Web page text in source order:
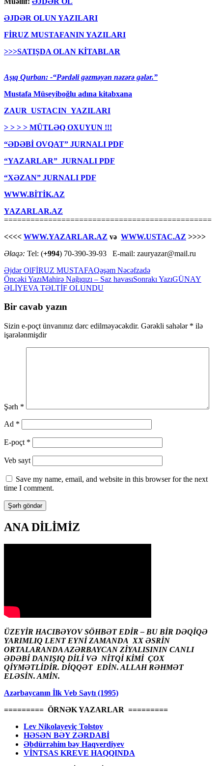
ƏJDƏR OLUN YAZILARI
FİRUZ MUSTAFANIN YAZILARI
>>>SATIŞDA OLAN KİTABLAR
Aşıq Qurban: -“Pərdəli gəzməyən nəzərə gələr.”
Mustafa Müseyiboğlu adına kitabxana
ZAUR USTACIN YAZILARI
> > > > MÜTLƏQ OXUYUN !!!
“ƏDƏBİ OVQAT” JURNALI PDF
“YAZARLAR” JURNALI PDF
“XƏZAN” JURNALI PDF
WWW.BİTİK.AZ
YAZARLAR.AZ
===============================================
<<<< WWW.YAZARLAR.AZ və WWW.USTAC.AZ >>>>
Əlaqə: Tel: (+994) 70-390-39-93 E-mail: zauryazar@mail.ru
Əjdər OlFİRUZ MUSTAFAQəşəm Nəcəfzadə
Yazılar
üzrə
naviqasiya
Öncəki YazıMahirə Nağıqızı – Saz havasıSonrakı YazıGÜNAY
ƏLİYEVA TƏLTİF OLUNDU
Bir cavab yazın
Sizin e-poçt ünvanınız dərc edilməyəcəkdir. Gərəkli sahələr * ilə
işarələnmişdir
Şərh *
Ad *
E-poçt *
Veb sayt
Save my name, email, and website in this browser for the next
time I comment.
ANA DİLİMİZ
ÜZEYİR HACIBƏYOV SÖHBƏT EDİR – BU BİR DƏQİQƏ
YARIMLIQ LENT EYNİ ZAMANDA XX ƏSRİN
ORTALARANDA AZƏRBAYCAN ZİYALISININ CANLI
ƏDƏBİ DANIŞIQ DİLİ VƏ NİTQİ KİMİ ÇOX
QİYMƏTLİDİR. DİQQƏT EDİN. ALLAH RƏHMƏT
ELƏSİN. AMİN.
Azərbaycanın İlk Veb Saytı (1995)
========= ÖRNƏK YAZARLAR =========
Lev Nikolayeviç Tolstoy
HƏSƏN BƏY ZƏRDABİ
Əbdürrəhim bəy Haqverdiyev
VİNTSAS KREVE HAQQINDA